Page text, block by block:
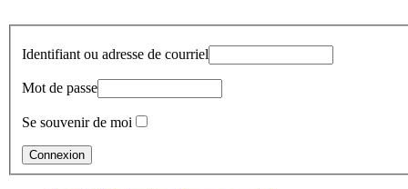
Identifiant ou adresse de courriel
Mot de passe
Se souvenir de moi